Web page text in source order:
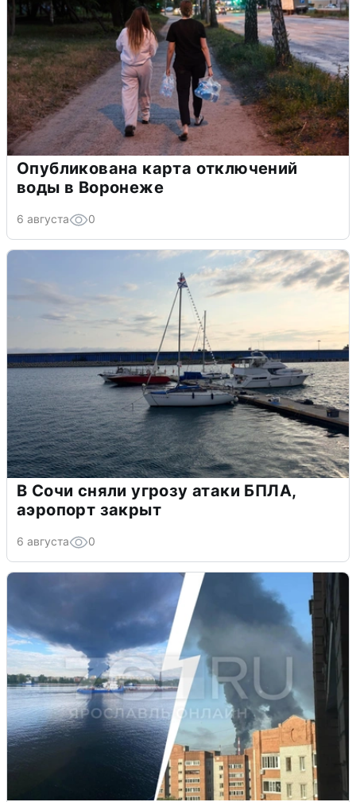
Опубликована карта отключений
воды в Воронеже
6 августа 0
В Сочи сняли угрозу атаки БПЛА,
аэропорт закрыт
6 августа 0